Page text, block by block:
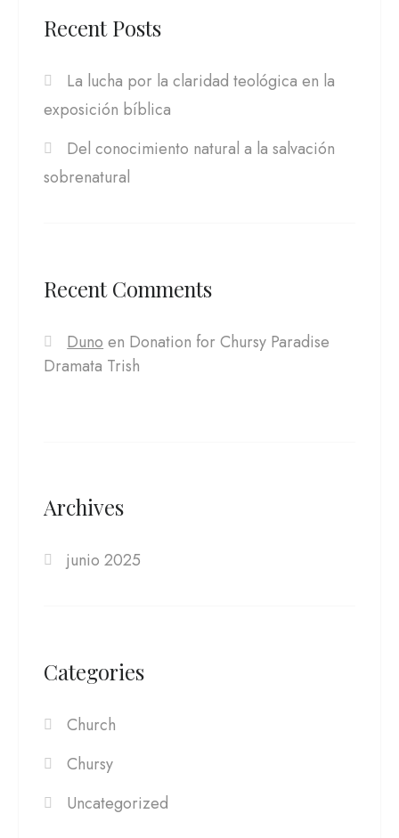
Recent Posts
La lucha por la claridad teológica en la
exposición bíblica
Del conocimiento natural a la salvación
sobrenatural
Recent Comments
Duno en Donation for Chursy Paradise
Dramata Trish
Archives
junio 2025
Categories
Church
Chursy
Uncategorized